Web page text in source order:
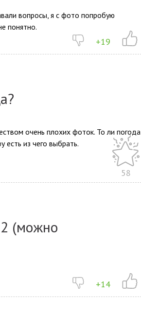
вопросы, я с фото попробую
понятно.
+19
очень плохих фоток. То ли погода
из чего выбрать.
58
(можно
+14